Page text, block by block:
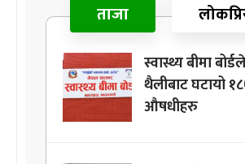
ताजा
स्वास्थ्य बीमा
थैलीबाट घटायो
औषधीहरु